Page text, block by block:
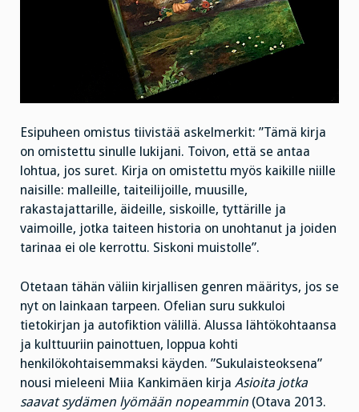
Esipuheen omistus tiivistää askelmerkit: ”Tämä kirja
on omistettu sinulle lukijani. Toivon, että se antaa
lohtua, jos suret. Kirja on omistettu myös kaikille niille
naisille: malleille, taiteilijoille, muusille,
rakastajattarille, äideille, siskoille, tyttärille ja
vaimoille, jotka taiteen historia on unohtanut ja joiden
tarinaa ei ole kerrottu. Siskoni muistolle”.
Otetaan tähän väliin kirjallisen genren määritys, jos se
nyt on lainkaan tarpeen. Ofelian suru sukkuloi
tietokirjan ja autofiktion välillä. Alussa lähtökohtaansa
ja kulttuuriin painottuen, loppua kohti
henkilökohtaisemmaksi käyden. ”Sukulaisteoksena”
nousi mieleeni Miia Kankimäen kirja Asioita jotka
saavat sydämen lyömään nopeammin (Otava 2013.